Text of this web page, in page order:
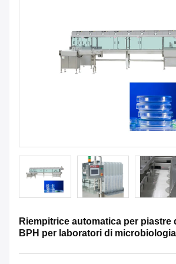
Riempitrice automatica per piastre
BPH per laboratori di microbiologia